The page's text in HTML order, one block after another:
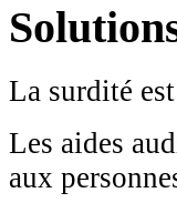
La surdité
Les aides
aux